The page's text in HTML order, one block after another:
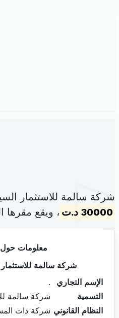
شركة سالمة للاستثمار
30000 د.ت
، ويقع
معلومات حول
شركة سالمة
الإسم التجاري
.
التسمية
شركة سالمة
النظام القانوني شركة ذات